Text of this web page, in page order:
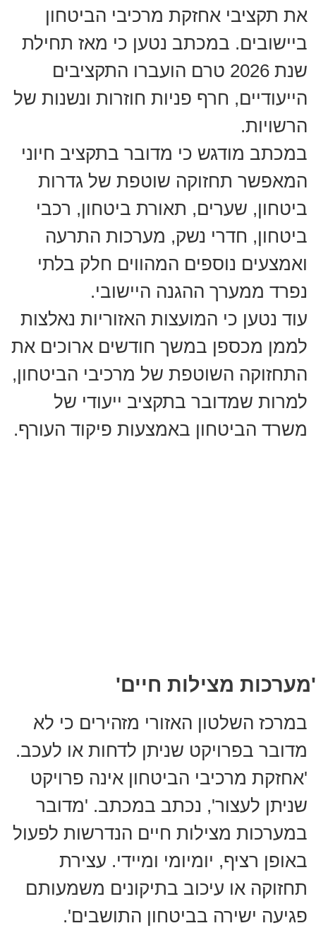
את תקציבי אחזקת מרכיבי הביטחון
ביישובים. במכתב נטען כי מאז תחילת
שנת 2026 טרם הועברו התקציבים
הייעודיים, חרף פניות חוזרות ונשנות של
הרשויות.
במכתב מודגש כי מדובר בתקציב חיוני
המאפשר תחזוקה שוטפת של גדרות
ביטחון, שערים, תאורת ביטחון, רכבי
ביטחון, חדרי נשק, מערכות התרעה
ואמצעים נוספים המהווים חלק בלתי
נפרד ממערך ההגנה היישובי.
עוד נטען כי המועצות האזוריות נאלצות
לממן מכספן במשך חודשים ארוכים את
התחזוקה השוטפת של מרכיבי הביטחון,
למרות שמדובר בתקציב ייעודי של
משרד הביטחון באמצעות פיקוד העורף.
'מערכות מצילות חיים'
במרכז השלטון האזורי מזהירים כי לא
מדובר בפרויקט שניתן לדחות או לעכב.
'אחזקת מרכיבי הביטחון אינה פרויקט
שניתן לעצור', נכתב במכתב. 'מדובר
במערכות מצילות חיים הנדרשות לפעול
באופן רציף, יומיומי ומיידי. עצירת
תחזוקה או עיכוב בתיקונים משמעותם
פגיעה ישירה בביטחון התושבים'.